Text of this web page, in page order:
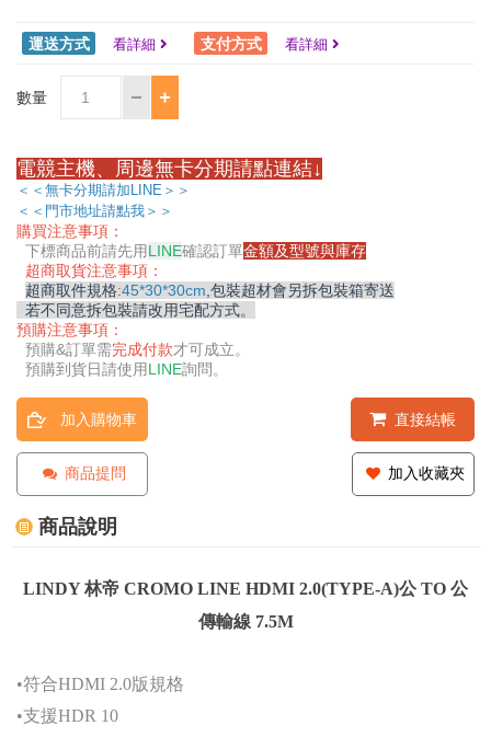
運送方式 看詳細 支付方式 看詳細
數量
電競主機、周邊無卡分期請點連結↓
＜＜無卡分期請加LINE＞＞
＜＜門市地址請點我＞＞
購買注意事項：
下標商品前請先用LINE確認訂單金額及型號與庫存
超商取貨注意事項：
超商取件規格:45*30*30cm ,包裝超材會另拆包裝箱寄送
若不同意拆包裝請改用宅配方式。
預購注意事項：
預購&訂單需完成付款才可成立。
預購到貨日請使用LINE詢問。
加入購物車 直接結帳
商品提問 加入收藏夾
商品說明
LINDY 林帝 CROMO LINE HDMI 2.0(TYPE-A)公 TO 公
傳輸線 7.5M
•符合HDMI 2.0版規格
•支援HDR 10